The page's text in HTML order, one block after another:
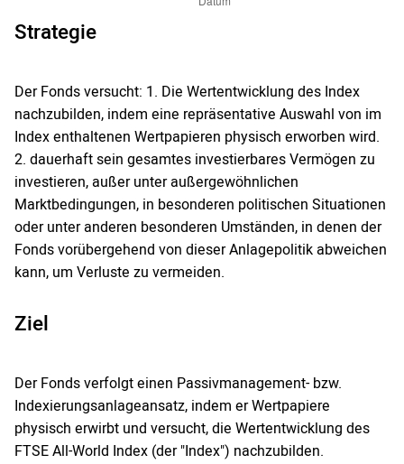
Strategie
Der Fonds versucht: 1. Die Wertentwicklung des Index
nachzubilden, indem eine repräsentative Auswahl von im
Index enthaltenen Wertpapieren physisch erworben wird.
2. dauerhaft sein gesamtes investierbares Vermögen zu
investieren, außer unter außergewöhnlichen
Marktbedingungen, in besonderen politischen Situationen
oder unter anderen besonderen Umständen, in denen der
Fonds vorübergehend von dieser Anlagepolitik abweichen
kann, um Verluste zu vermeiden.
Ziel
Der Fonds verfolgt einen Passivmanagement- bzw.
Indexierungsanlageansatz, indem er Wertpapiere
physisch erwirbt und versucht, die Wertentwicklung des
FTSE All-World Index (der "Index") nachzubilden.